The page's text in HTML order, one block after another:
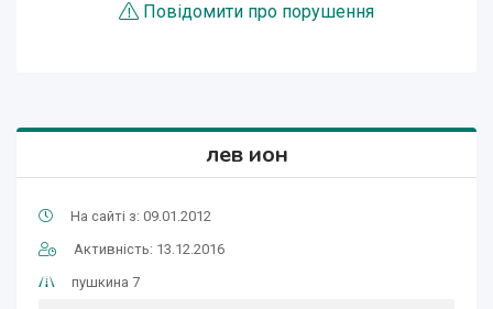
Повідомити про порушення
лев ион
На сайті з: 09.01.2012
Активність: 13.12.2016
пушкина 7